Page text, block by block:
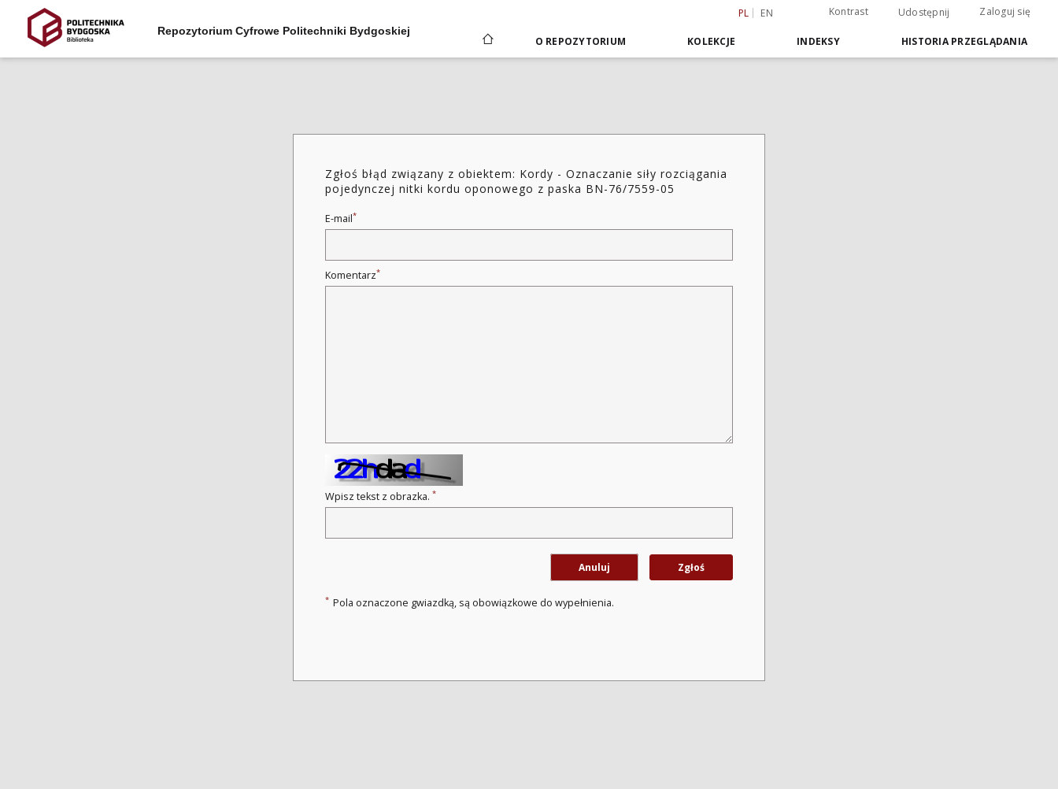
PL EN Kontrast Udostępnij Zaloguj się
Repozytorium Cyfrowe Politechniki Bydgoskiej
O REPOZYTORIUM KOLEKCJE INDEKSY HISTORIA PRZEGLĄDANIA
Zgłoś błąd związany z obiektem: Kordy - Oznaczanie siły rozciągania
pojedynczej nitki kordu oponowego z paska BN-76/7559-05
E-mail*
Komentarz*
Wpisz tekst z obrazka. *
Anuluj Zgłoś
* Pola oznaczone gwiazdką, są obowiązkowe do wypełnienia.